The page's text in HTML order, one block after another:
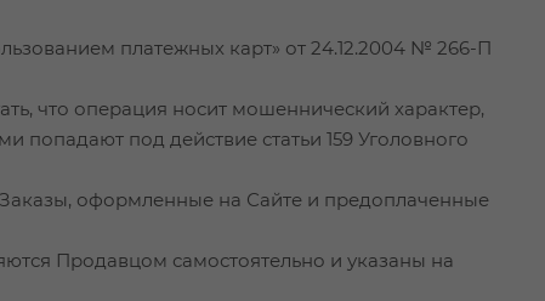
платежных карт» от 24.12.2004 № 266-П
что операция носит мошеннический характер,
под действие статьи 159 Уголовного
оформленные на Сайте и предоплаченные
Продавцом самостоятельно и указаны на